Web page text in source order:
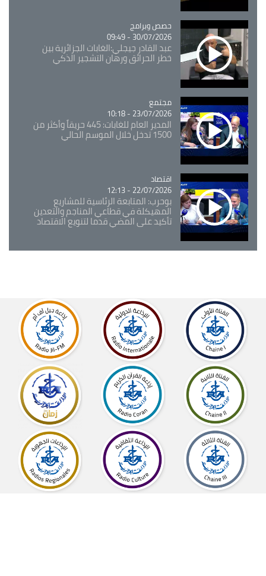
Catégorie
حصص وبرامج
30/07/2026 - 09:49
عبد القادر جيجلي:الغابات الجزائرية بين
خطر الحرائق ورهان التشجير الذكي
Catégorie
مجتمع
23/07/2026 - 10:18
المدير العام للغابات: 445 حريقاً وأكثر من
1500 تدخل خلال الموسم الحالي
Catégorie
اقتصاد
22/07/2026 - 12:13
بوحرب: المتابعة الرئاسية للمشاريع
المهيكلة في قطاعي المناجم والتعدين
تأكيد على المضي قدما لتنويع الاقتصاد